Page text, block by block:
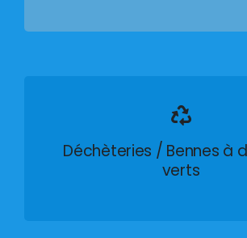
Déchèteries / Bennes à
verts